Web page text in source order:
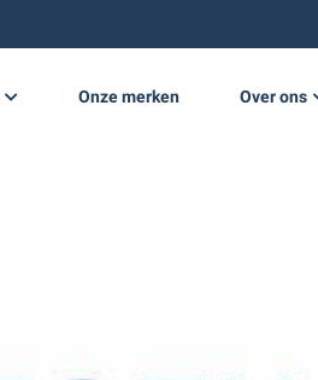
Onze merken Over ons